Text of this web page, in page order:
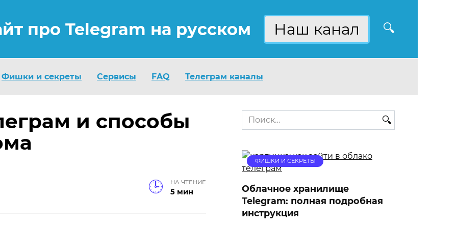
про Telegram на русском Наш канал
Фишки и секреты Сервисы FAQ Телеграм каналы
и способы
НА ЧТЕНИЕ
5 мин
Search
for:
ФИШКИ И СЕКРЕТЫ
Облачное хранилище
Telegram: полная подробная
инструкция